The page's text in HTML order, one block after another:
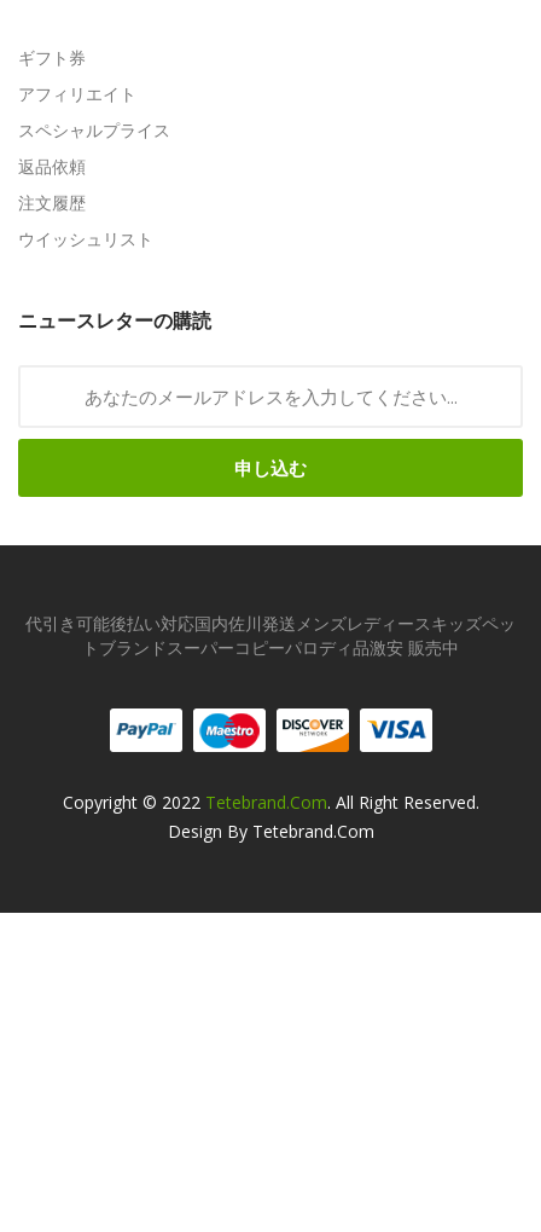
ギフト券
アフィリエイト
スペシャルプライス
返品依頼
注文履歴
ウイッシュリスト
ニュースレターの購読
申し込む
代引き可能後払い対応国内佐川発送メンズレディースキッズペッ
トブランドスーパーコピーパロディ品激安 販売中
Copyright © 2022 Tetebrand.com. All Right Reserved.
Design By Tetebrand.com